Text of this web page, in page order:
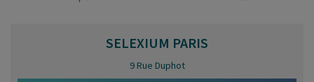
SELEXIUM PARIS
9 Rue Duphot